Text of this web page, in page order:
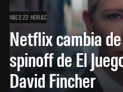
HACE 22 HORAS
Netflix cambia
spinoff de El
David Fincher